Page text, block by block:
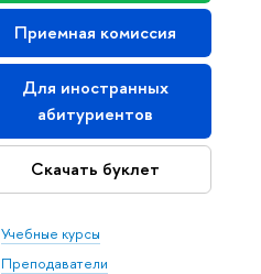
Приемная комиссия
Для иностранных
абитуриентов
Скачать буклет
Учебные курсы
Преподаватели